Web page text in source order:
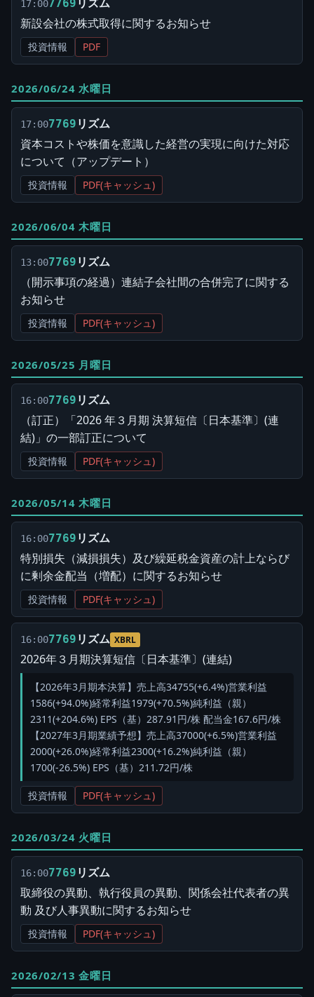
17:007769
新設会社の株式取得に関するお知らせ
投資情報 PDF
2026/06/24 水曜日
17:007769 リズム
資本コストや株価を意識した経営の実現に向けた対応
について（アップデート）
投資情報 PDF(キャッシュ)
2026/06/04 木曜日
13:007769 リズム
（開示事項の経過）連結子会社間の合併完了に関する
お知らせ
投資情報 PDF(キャッシュ)
2026/05/25 月曜日
16:007769 リズム
（訂正）「2026 年３月期 決算短信〔日本基準〕(連
結)」の一部訂正について
投資情報 PDF(キャッシュ)
2026/05/14 木曜日
16:007769 リズム
特別損失（減損損失）及び繰延税金資産の計上ならび
に剰余金配当（増配）に関するお知らせ
投資情報 PDF(キャッシュ)
16:007769 リズム XBRL
2026年３月期決算短信〔日本基準〕(連結)
【2026年3月期本決算】売上高34755(+6.4%)営業利益
1586(+94.0%)経常利益1979(+70.5%)純利益（親）
2311(+204.6%) EPS（基）287.91円/株 配当金167.6円/株
【2027年3月期業績予想】売上高37000(+6.5%)営業利益
2000(+26.0%)経常利益2300(+16.2%)純利益（親）
1700(-26.5%) EPS（基）211.72円/株
投資情報 PDF(キャッシュ)
2026/03/24 火曜日
16:007769 リズム
取締役の異動、執行役員の異動、関係会社代表者の異
動 及び人事異動に関するお知らせ
投資情報 PDF(キャッシュ)
2026/02/13 金曜日